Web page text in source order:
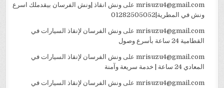
mrisuzu4@gmail.comعلى ونش انقاذ |ونش الفرسان بيقدملك اسرع
ونش في المطرية|01282505052
mrisuzu4@gmail.comعلى ونش الفرسان لإنقاذ السيارات في
القطامية 24 ساعة بأسرع وصول
mrisuzu4@gmail.comعلى ونش الفرسان لإنقاذ السيارات في
المعادي 24 ساعة | خدمة سريعة وآمنة
mrisuzu4@gmail.comعلى ونش الفرسان لإنقاذ السيارات في